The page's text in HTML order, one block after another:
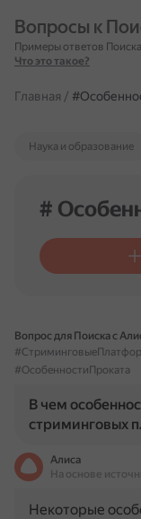
Вопросы к
Примеры ответов
Что это такое?
Главная /
Наука и образование
#
Вопрос для Поиска с
#ОсобенностиПроката
В чем
стриминговых
Алиса
На основе
Некоторые